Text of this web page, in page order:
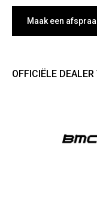
Maak een
OFFICIËLE